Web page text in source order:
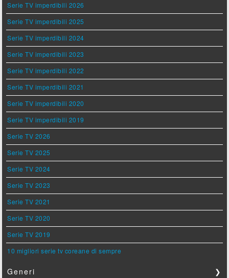
Serie TV imperdibili 2026
Serie TV imperdibili 2025
Serie TV imperdibili 2024
Serie TV imperdibili 2023
Serie TV imperdibili 2022
Serie TV imperdibili 2021
Serie TV imperdibili 2020
Serie TV imperdibili 2019
Serie TV 2026
Serie TV 2025
Serie TV 2024
Serie TV 2023
Serie TV 2021
Serie TV 2020
Serie TV 2019
10 migliori serie tv coreane di sempre
Generi ❯